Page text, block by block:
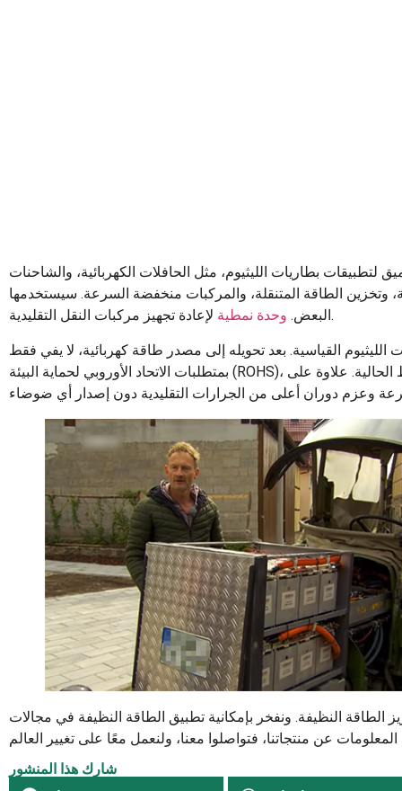
بطاريات الليثيوم، مثل الحافلات الكهربائية، والشاحنات
وتخزين الطاقة المتنقلة، والمركبات منخفضة السرعة. سيستخدمها
البعض. وحدة نمطية لإعادة تجهيز مركبات النقل التقليدية.
القياسية. بعد تحويله إلى مصدر طاقة كهربائية، لا يفي فقط
بمتطلبات الاتحاد الأوروبي لحماية البيئة (ROHS)، بل يساعد العملاء أيضًا على توفير 90% من تكلفة الوقود في ظل ارتفاع أسعار النفط الحالية. علاوة على
الطاقة النظيفة. ونفخر بإمكانية تطبيق الطاقة النظيفة في مجالات
شارك هذا المنشور